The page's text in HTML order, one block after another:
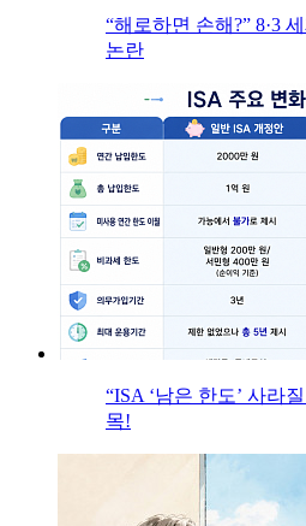
“해로하면 손해?” 8·3
논란
“ISA ‘남은 한도’ 사라
목!